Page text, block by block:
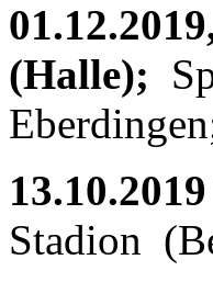
(Halle);
Stadion